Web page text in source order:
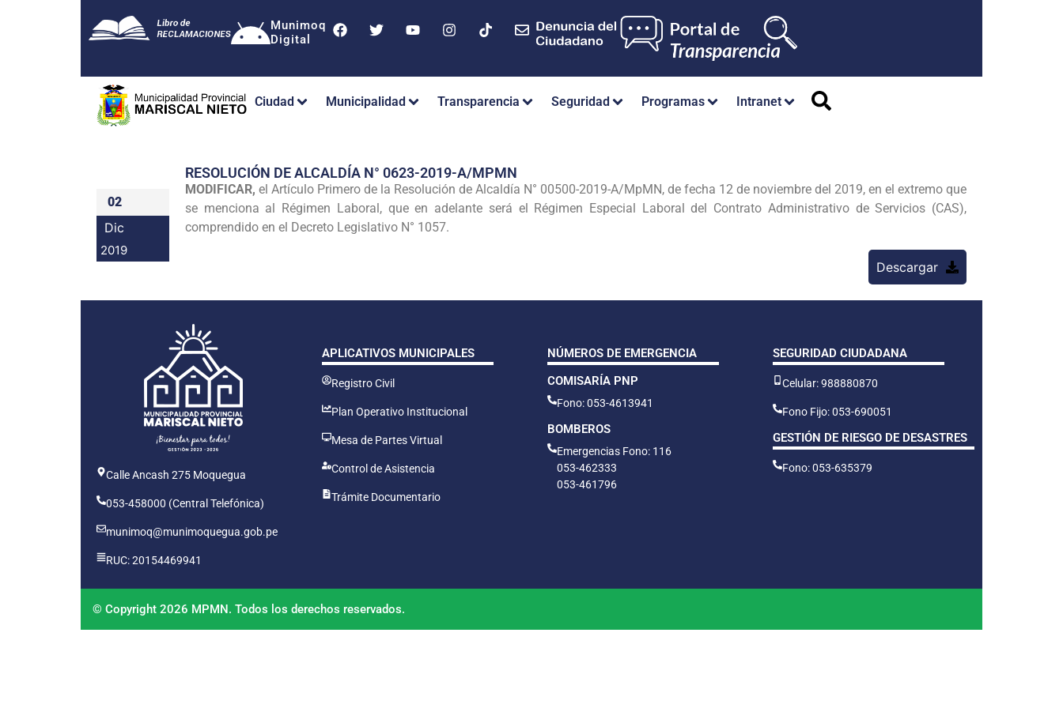
Munimoq
Digital
Ciudad Municipalidad Transparencia Seguridad Programas Intranet
02
Dic
2019
RESOLUCIÓN DE ALCALDÍA N° 0623-2019-A/MPMN
MODIFICAR, el Artículo Primero de la Resolución de Alcaldía N° 00500-2019-A/MpMN, de fecha 12 de noviembre del 2019, en el extremo que
se menciona al Régimen Laboral, que en adelante será el Régimen Especial Laboral del Contrato Administrativo de Servicios (CAS),
comprendido en el Decreto Legislativo N° 1057.
Descargar
Calle Ancash 275 Moquegua
053-458000 (Central Telefónica)
munimoq@munimoquegua.gob.pe
RUC: 20154469941
APLICATIVOS MUNICIPALES
Registro Civil
Plan Operativo Institucional
Mesa de Partes Virtual
Control de Asistencia
Trámite Documentario
NÚMEROS DE EMERGENCIA
COMISARÍA PNP
Fono: 053-4613941
BOMBEROS
Emergencias Fono: 116
053-462333
053-461796
SEGURIDAD CIUDADANA
Celular: 988880870
Fono Fijo: 053-690051
GESTIÓN DE RIESGO DE DESASTRES
Fono: 053-635379
© Copyright 2026 MPMN. Todos los derechos reservados.